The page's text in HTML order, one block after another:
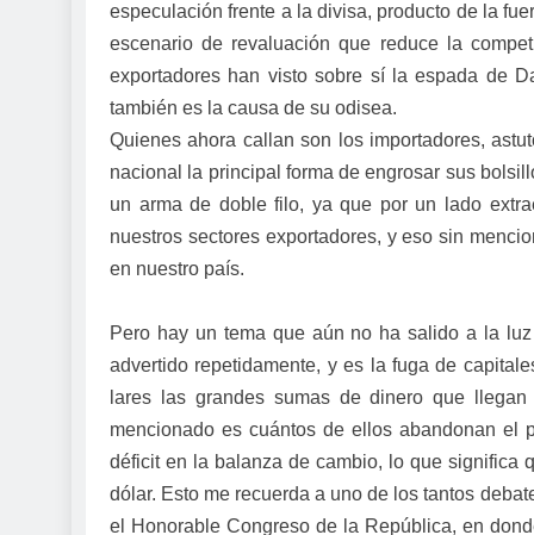
especulación frente a la divisa, producto de la
escenario de revaluación que reduce la
exportadores han visto sobre sí la espada de
también es la causa de su odisea.
Quienes ahora callan son los importadores,
nacional la principal forma de engrosar sus
un arma de doble filo, ya que por un lado
nuestros sectores exportadores, y eso sin
en nuestro país.
Pero hay un tema que aún no ha salido a la
advertido repetidamente, y es la fuga de
lares las grandes sumas de dinero que
mencionado es cuántos de ellos abandonan el
déficit en la balanza de cambio, lo que significa
dólar. Esto me recuerda a uno de los tantos
el Honorable Congreso de la República, en